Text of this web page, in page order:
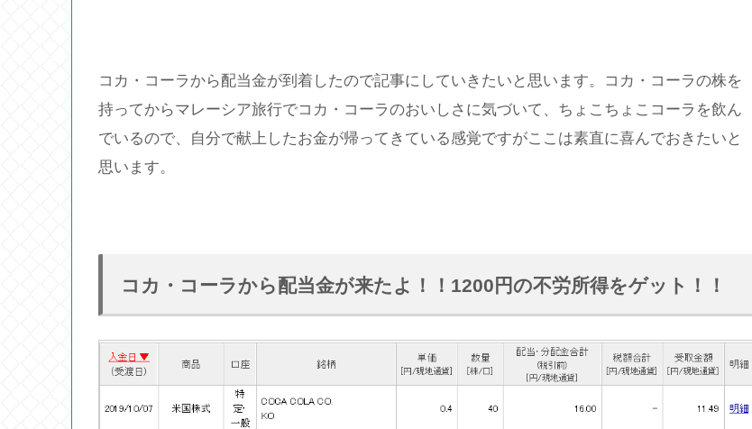
コカ・コーラから配当金が到着したので記事にしていきたいと思います。コカ・コーラの株を
持ってからマレーシア旅行でコカ・コーラのおいしさに気づいて、ちょこちょこコーラを飲ん
でいるので、自分で献上したお金が帰ってきている感覚ですがここは素直に喜んでおきたいと
思います。
コカ・コーラから配当金が来たよ！！1200円の不労所得をゲット！！